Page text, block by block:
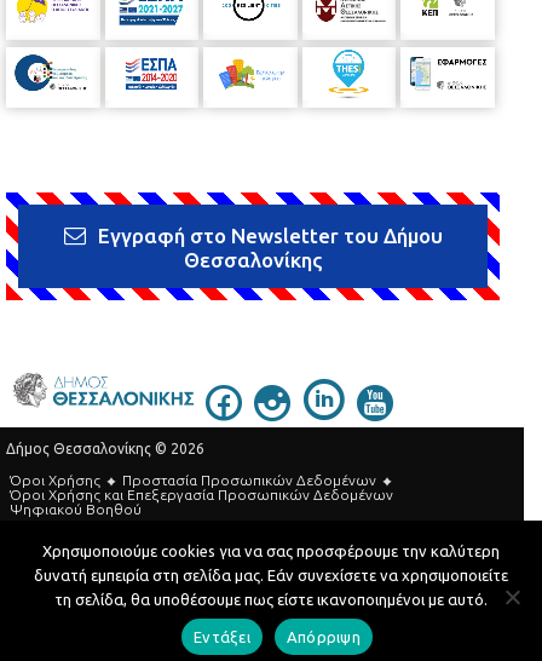
Εγγραφή στο Newsletter του Δήμου
Θεσσαλονίκης
Δήμος Θεσσαλονίκης © 2026
Όροι Χρήσης
Προστασία Προσωπικών Δεδομένων
Όροι Xρήσης και Eπεξεργασία Προσωπικών Δεδομένων
Ψηφιακού Βοηθού
Τηλεφωνικός Κατάλογος
Developed by MyCompany Projects
Χρησιμοποιούμε cookies για να σας προσφέρουμε την καλύτερη
δυνατή εμπειρία στη σελίδα μας. Εάν συνεχίσετε να χρησιμοποιείτε
τη σελίδα, θα υποθέσουμε πως είστε ικανοποιημένοι με αυτό.
Εντάξει Απόρριψη